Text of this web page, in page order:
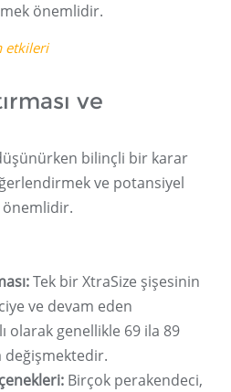
önemlidir.
etkileri
ve
bilinçli bir karar
ve potansiyel
Tek bir XtraSize şişesinin
ve devam eden
olarak genellikle 69 ila 89
değişmektedir.
Birçok perakendeci,